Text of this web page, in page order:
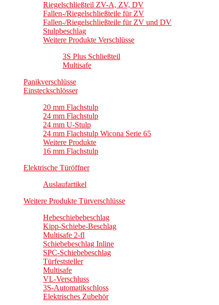
Riegelschließteil ZV-A, ZV, DV
Fallen-/Riegelschließteile für ZV
Fallen-/Riegelschließteile für ZV und DV
Stulpbeschlag
Weitere Produkte Verschlüsse
3S Plus Schließteil
Multisafe
Panikverschlüsse
Einsteckschlösser
20 mm Flachstulp
24 mm Flachstulp
24 mm U-Stulp
24 mm Flachstulp Wicona Serie 65
Weitere Produkte
16 mm Flachstulp
Elektrische Türöffner
Auslaufartikel
Weitere Produkte Türverschlüsse
Hebeschiebebeschlag
Kipp-Schiebe-Beschlag
Multisafe 2-fl
Schiebebeschlag Inline
SPC-Schiebebeschlag
Türfeststeller
Multisafe
VL-Verschluss
3S-Automatikschloss
Elektrisches Zubehör